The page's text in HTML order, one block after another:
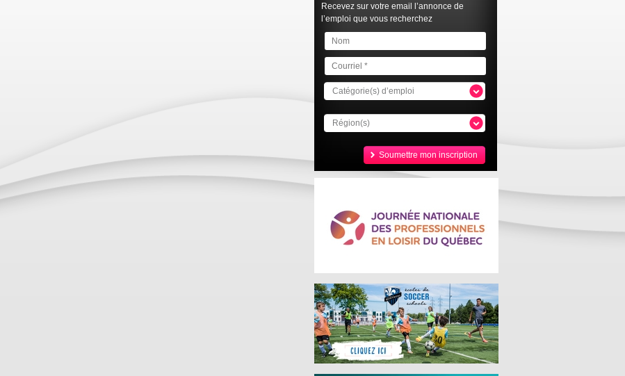
Recevez sur votre email l’annonce de
l’emploi que vous recherchez
Catégorie(s) d’emploi
Région(s)